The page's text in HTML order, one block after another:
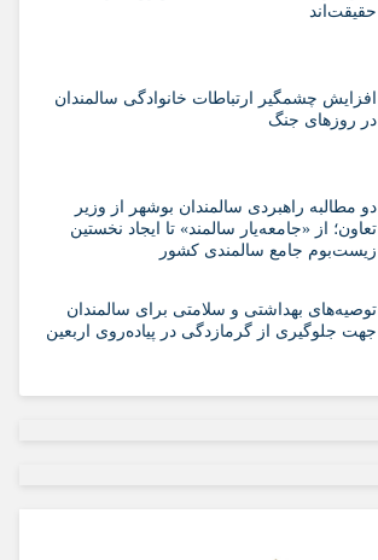
حقیقت‌اند
افزایش چشمگیر ارتباطات خانوادگی سالمندان
در روزهای جنگ
دو مطالبه راهبردی سالمندان بوشهر از وزیر
تعاون؛ از «جامعه‌یار سالمند» تا ایجاد نخستین
زیست‌بوم جامع سالمندی کشور
️توصیه‌های بهداشتی و سلامتی برای سالمندان
جهت جلوگیری از گرمازدگی در پیاده‌روی اربعین